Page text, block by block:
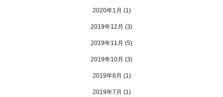
2020年1月 (1)
2019年12月 (3)
2019年11月 (5)
2019年10月 (3)
2019年8月 (1)
2019年7月 (1)